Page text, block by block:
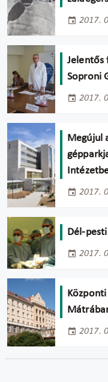
2017.
Jelentős
Soproni
2017.
Megújul
2017.
Dél-
2017.
2017.